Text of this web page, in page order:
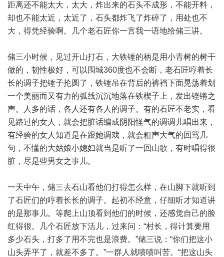
距离还不能太大，太大，炸出来的石头不成形，不能开料，
却也不能太近，太近了，石头都炸飞了炸碎了，用处也不
大，得凭经验啊。几个老石匠你一言我一语地给储三讲。
储三小时候，见过开山打石，大铁锤的柄是用小青树的树干
做的，韧性极好，可以围城360度也不会断，老石匠哼着长
长的调子把锤子抡圆了，铁锤吊在背后的裤裆下面晃荡着划
一个美丽而又有力的弧线沉沉地落在铁楔子上，发出铿锵之
声。人多的话，各人还有各人的调子。有的石匠不老实，看
见路过的女人，就会把脏话编成阴阳怪气的调调儿唱出来，
有经验的女人知道是在跟她调戏，就会粗声大气的回骂几
句，不懂的大姑娘小媳妇就当是听了一回山歌，有时唱得很
脏，尽是些男女之事儿。
一天中午，储三去石山看他们打得怎么样，在山脚下就听到
了石匠们的哼着长长的调子。起初不经意，仔细听才知道讲
的是那事儿。等爬上山顶看到他们的时候，还感觉自己的脸
红得很。几个石匠放下活儿，过来问：“村长，得计算要用
多少石头，打多了用不完也是浪费。”储三说：“你们把这小
山头弄平了，就差不多了。”一群人就啧啧叫苦。“把这山头